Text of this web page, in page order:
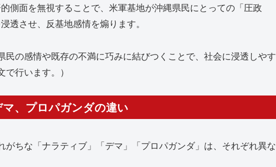
側面を無視することで、米軍基地が沖縄県民にとっての「圧政
透させ、反基地感情を煽ります。
民の感情や既存の不満に巧みに結びつくことで、社会に浸透しやす
行います。）
、プロパガンダの違い
がちな「ナラティブ」「デマ」「プロパガンダ」は、それぞれ異な